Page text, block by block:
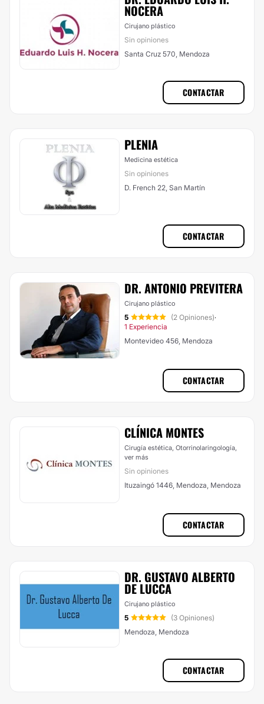
NOCERA
Cirujano plástico
Sin opiniones
Santa Cruz 570, Mendoza
CONTACTAR
PLENIA
Medicina estética
Sin opiniones
D. French 22, San Martín
CONTACTAR
DR. ANTONIO PREVITERA
Cirujano plástico
5 (2 Opiniones)·
1 Experiencia
Montevideo 456, Mendoza
CONTACTAR
CLÍNICA MONTES
Cirugía estética, Otorrinolaringología,
ver más
Sin opiniones
Ituzaingó 1446, Mendoza, Mendoza
CONTACTAR
DR. GUSTAVO ALBERTO
DE LUCCA
Cirujano plástico
5
(3 Opiniones)
Mendoza, Mendoza
CONTACTAR